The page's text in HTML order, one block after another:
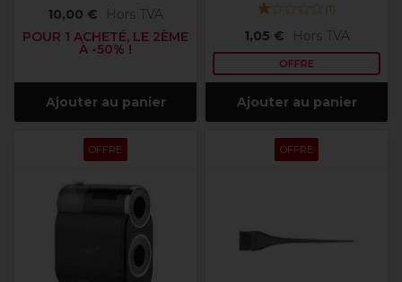
10,00 €
Hors TVA
POUR 1 ACHETÉ, LE 2ÈME
À -50% !
Ajouter au panier
(1)
1,05 € Hors TVA
OFFRE
Ajouter au panier
OFFRE OFFRE